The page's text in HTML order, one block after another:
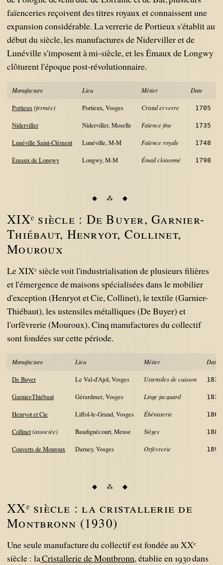
faïenceries reçoivent des titres royaux et connaissent une
expansion considérable. La verrerie de Portieux s'établit au
début du siècle, les manufactures de Niderviller et de
Lunéville s'imposent à mi-siècle, et les Émaux de Longwy
clôturent l'époque post-révolutionnaire.
Manufacture Lieu Métier Date
Portieux(fermée) Portieux, Vosges Cristal et verre 1705
Niderviller Niderviller, Moselle Faïence fine 1735
Lunéville Saint-Clément Lunéville, M-M Faïence royale 1748
Émaux de Longwy Longwy, M-M Émail cloisonné 1798
XIXᵉ siècle : De Buyer, Garnier-
Thiébaut, Henryot, Collinet,
Mouroux
Le XIXᵉ siècle voit l'industrialisation de plusieurs filières
et l'émergence de maisons spécialisées dans le mobilier
d'exception (Henryot et Cie, Collinet), le textile (Garnier-
Thiébaut), les ustensiles métalliques (De Buyer) et
l'orfèvrerie (Mouroux). Cinq manufactures du collectif
sont fondées sur cette période.
Manufacture Lieu Métier Date
De Buyer Le Val-d'Ajol, Vosges Ustensiles de cuisson 1830
Garnier-Thiébaut Gérardmer, Vosges Linge jacquard 1833
Henryot et Cie Liffol-le-Grand, Vosges Ébénisterie 1867
Collinet(associée) Baudignécourt, Meuse Sièges 1887
Couverts de Mouroux Darney, Vosges Orfèvrerie 1895
XXᵉ siècle : la cristallerie de
Montbronn (1930)
Une seule manufacture du collectif est fondée au XXᵉ
siècle : laCristallerie de Montbronn, établie en 1930 dans